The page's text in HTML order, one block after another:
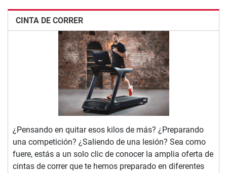
CINTA DE CORRER
¿Pensando en quitar esos kilos de más? ¿Preparando
una competición? ¿Saliendo de una lesión? Sea como
fuere, estás a un solo clic de conocer la amplia oferta de
cintas de correr que te hemos preparado en diferentes